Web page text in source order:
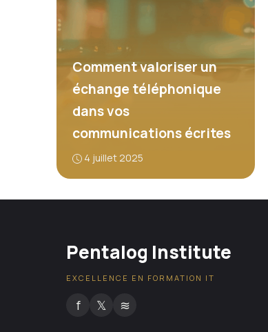
Comment valoriser un
échange téléphonique
dans vos
communications écrites
4 juillet 2025
Pentalog Institute
EXCELLENCE EN FORMATION IT
f 𝕏 ≋